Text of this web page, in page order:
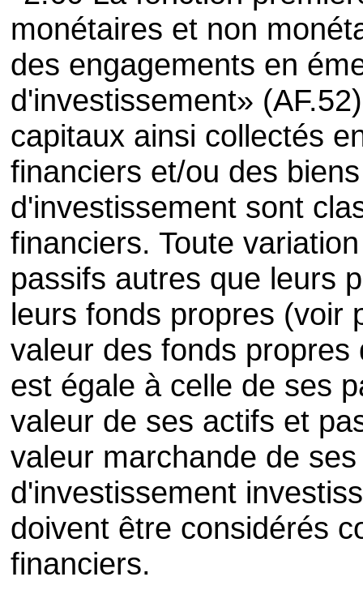
monétaires et non
des engagements en
d'investissement»
capitaux ainsi collectés
financiers et/ou des
d'investissement sont
financiers. Toute
passifs autres que leurs
leurs fonds propres (voir
valeur des fonds
est égale à celle de ses
valeur de ses actifs et
valeur marchande de
d'investissement
doivent être considérés
financiers.